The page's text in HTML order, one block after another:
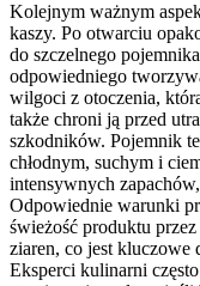
Kolejnym ważnym
kaszy. Po otwarciu
do szczelnego
odpowiedniego
wilgoci z otoczenia,
także chroni ją przed
szkodników. Pojemnik
chłodnym, suchym i
intensywnych
Odpowiednie warunki
świeżość produktu
ziaren, co jest kluczowe
Eksperci kulinarni